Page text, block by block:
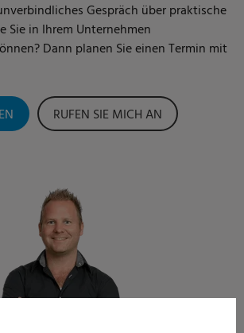
Gespräch über praktische
Sie in Ihrem Unternehmen
Dann planen Sie einen Termin mit
RUFEN SIE MICH AN